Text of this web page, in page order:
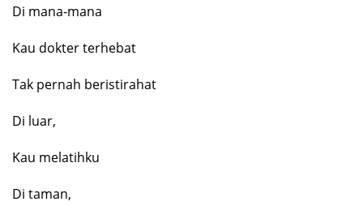
Di mana-mana
Kau dokter terhebat
Tak pernah beristirahat
Di luar,
Kau melatihku
Di taman,